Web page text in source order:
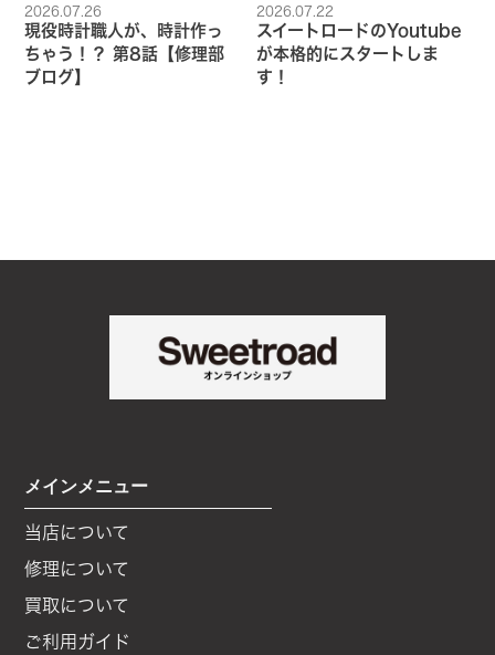
2026.07.26
現役時計職人が、時計作っ
ちゃう！？ 第8話【修理部
ブログ】
2026.07.22
スイートロードのYoutube
が本格的にスタートしま
す！
メインメニュー
当店について
修理について
買取について
ご利用ガイド